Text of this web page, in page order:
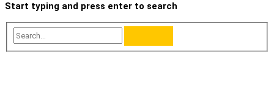
Start typing and press enter to search